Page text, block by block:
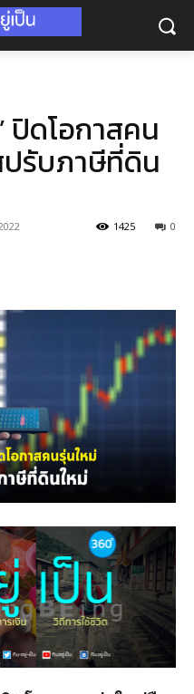
ปิดโอกาสคน
รับภาษีที่ดิน
0
1425